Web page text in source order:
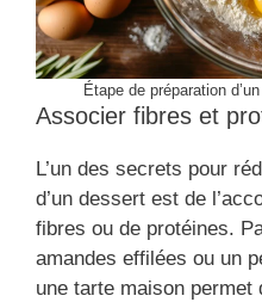
Étape de préparation
Associer fibres et
L’un des secrets pour
d’un dessert est de
fibres ou de protéines.
amandes effilées ou un
une tarte maison permet